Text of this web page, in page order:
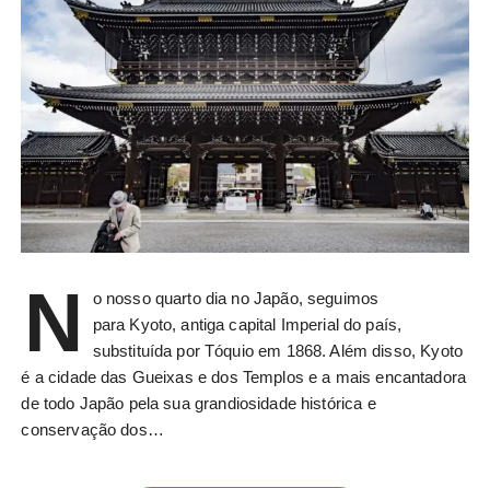
N
o nosso quarto dia no Japão, seguimos
para Kyoto, antiga capital Imperial do país,
substituída por Tóquio em 1868. Além disso, Kyoto
é a cidade das Gueixas e dos Templos e a mais encantadora
de todo Japão pela sua grandiosidade histórica e
conservação dos…